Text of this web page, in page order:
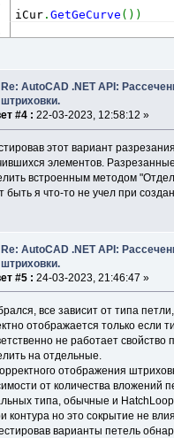
List < Curve>( ) ;
проекции на
tr.GetObject(plId,
Curve )
pl1.GetProjectedCurve(
по спискам
tr.GetObject(id,
Curve ;
манипуляций тут
то другое то скорее
просто прекращаем
все кривые
игнорируется и
части контура
iCur .GetGeCurve ( ) )
cInt.
пропускаем
(cInt.IsTangential(i))
пересечения
начала или конца и
== (cInt.
(point.Equals(iCurPr3d
point.Equals(iCurPr3d.
этой точки и ищем
кривой
= new Line3d(point,
Re: AutoCAD .NET API:
штриховки.
#4 : 22-03-2023, 12:58:12 »
этот вариант
элементов.
встроенным методом
быть я что-то не учел при
Re: AutoCAD .NET API:
штриховки.
#5 : 24-03-2023, 21:46:47 »
все зависит от типа
отображается только если
не работает
на отдельные.
отображения
от количества вложений
типа, обычные и
контура но это сокрытие не
варианты петель